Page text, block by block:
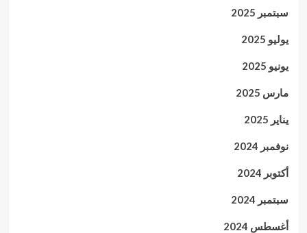
سبتمبر 2025
يوليو 2025
يونيو 2025
مارس 2025
يناير 2025
نوفمبر 2024
أكتوبر 2024
سبتمبر 2024
أغسطس 2024